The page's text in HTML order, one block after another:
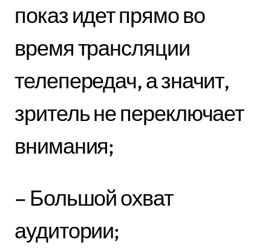
показ идет прямо во
время трансляции
телепередач, а значит,
зритель не переключает
внимания;
– Большой охват
аудитории;